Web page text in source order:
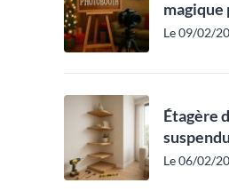
magique
Le 09/02/
Étagère
Le 06/02/